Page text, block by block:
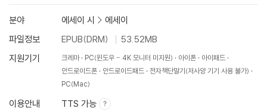
분야 에세이 시 > 에세이
파일정보
EPUB(DRM)
53.52MB
지원기기
크레마 PC(윈도우 - 4K 모니터 미지원) 아이폰
아이패드
안드로이드폰
안드로이드패드
전자책단말기(저사양 기기 사용 불가)
PC(Mac)
이용안내 TTS 가능